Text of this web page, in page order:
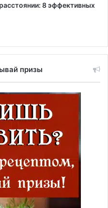
8 эффективных
призы